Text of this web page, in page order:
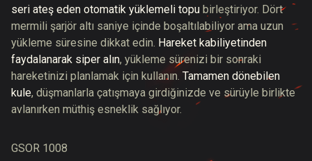
seri ateş eden otomatik yüklemeli topu birleştiriyor. Dört
mermili şarjör altı saniye içinde boşaltılabiliyor ama uzun
yükleme süresine dikkat edin. Hareket kabiliyetinden
faydalanarak siper alın, yükleme sürenizi bir sonraki
hareketinizi planlamak için kullanın. Tamamen dönebilen
kule, düşmanlarla çatışmaya girdiğinizde ve sürüyle birlikte
avlanırken müthiş esneklik sağlıyor.
GSOR 1008